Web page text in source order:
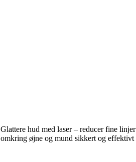
Glattere hud med laser – reducer fine linjer
omkring øjne og mund sikkert og effektivt